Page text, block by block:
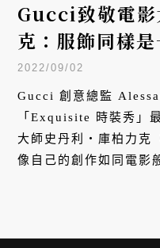
Gucci致敬電影
克：服飾同樣
事
2022/09/02
Gucci 創意總監
「Exquisite 時裝秀」
大師史丹利・庫柏力
像自己的創作如同電影